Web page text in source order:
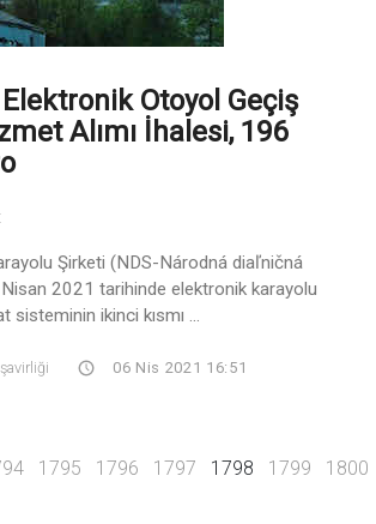
Otoyol Geçiş
Alımı İhalesi, 196
Şirketi (NDS-Národná diaľničná
2021 tarihinde elektronik karayolu
ikinci kısmı ...
06 Nis 2021 16:51
1795 1796 1797 1798 (current)
1799 1800